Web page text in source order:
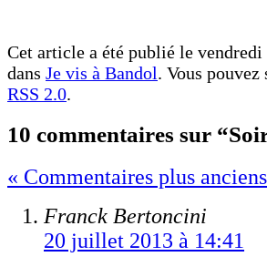
Cet article a été publié le
dans Je vis à Bandol. Vous
RSS 2.0.
10 commentaires sur
« Commentaires plus anciens
Franck Bertoncini
20 juillet 2013 à 14:41